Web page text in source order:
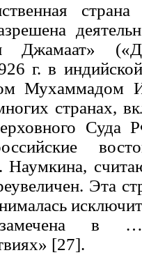
страна
Джамаат»
г. в
Мухаммадом
странах,
Суда
Эта
в
[27].